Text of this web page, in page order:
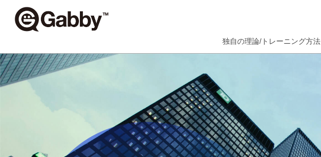
独自の理論/トレーニング方法